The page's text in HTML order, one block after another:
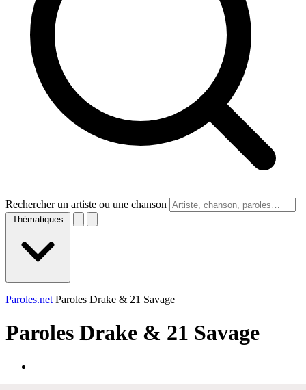
Rechercher un artiste ou une chanson
Thématiques
Paroles.net Paroles Drake & 21 Savage
Paroles Drake & 21 Savage